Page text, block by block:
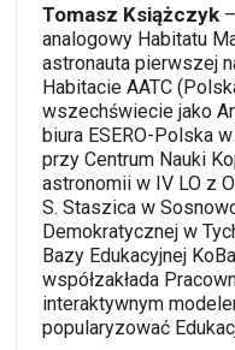
Tomasz Książczyk
analogowy Habitatu
astronauta pierwszej
Habitacie AATC
wszechświecie jako
biura ESERO-Polska
przy Centrum Nauki
astronomii w IV LO z
S. Staszica w
Demokratycznej w
Bazy Edukacyjnej
współzakłada
interaktywnym
popularyzować